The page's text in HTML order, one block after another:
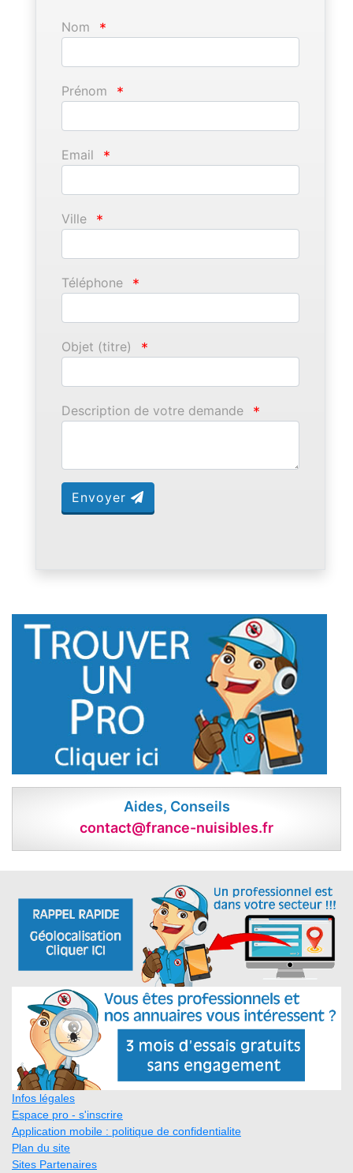
Nom *
Prénom *
Email *
Ville *
Téléphone *
Objet (titre) *
Description de votre demande *
Envoyer
Aides, Conseils
contact@france-nuisibles.fr
Infos légales
Espace pro - s'inscrire
Application mobile : politique de confidentialite
Plan du site
Sites Partenaires